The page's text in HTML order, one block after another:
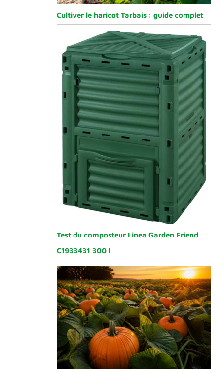
Cultiver le haricot Tarbais : guide complet
Test du composteur Linea Garden Friend
C1933431 300 l